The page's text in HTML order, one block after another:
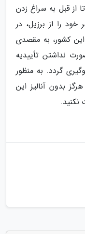
از قبل به سراغ زدن
را از برزیل، در
کشور، به مقصدی
نداشتن تأییدیه
گردد. به منظور
بدون آنالیز این
نکنید.